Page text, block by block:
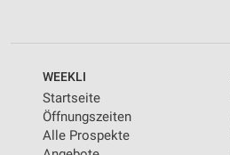
WEEKLI
Startseite
Öffnungszeiten
Alle Prospekte